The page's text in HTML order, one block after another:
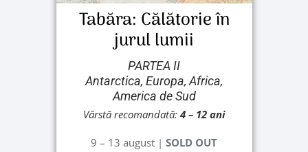
Tabăra: Călătorie în
jurul lumii
PARTEA II
Antarctica, Europa, Africa,
America de Sud
Vârstă recomandată: 4 – 12 ani
9 – 13 august | SOLD OUT